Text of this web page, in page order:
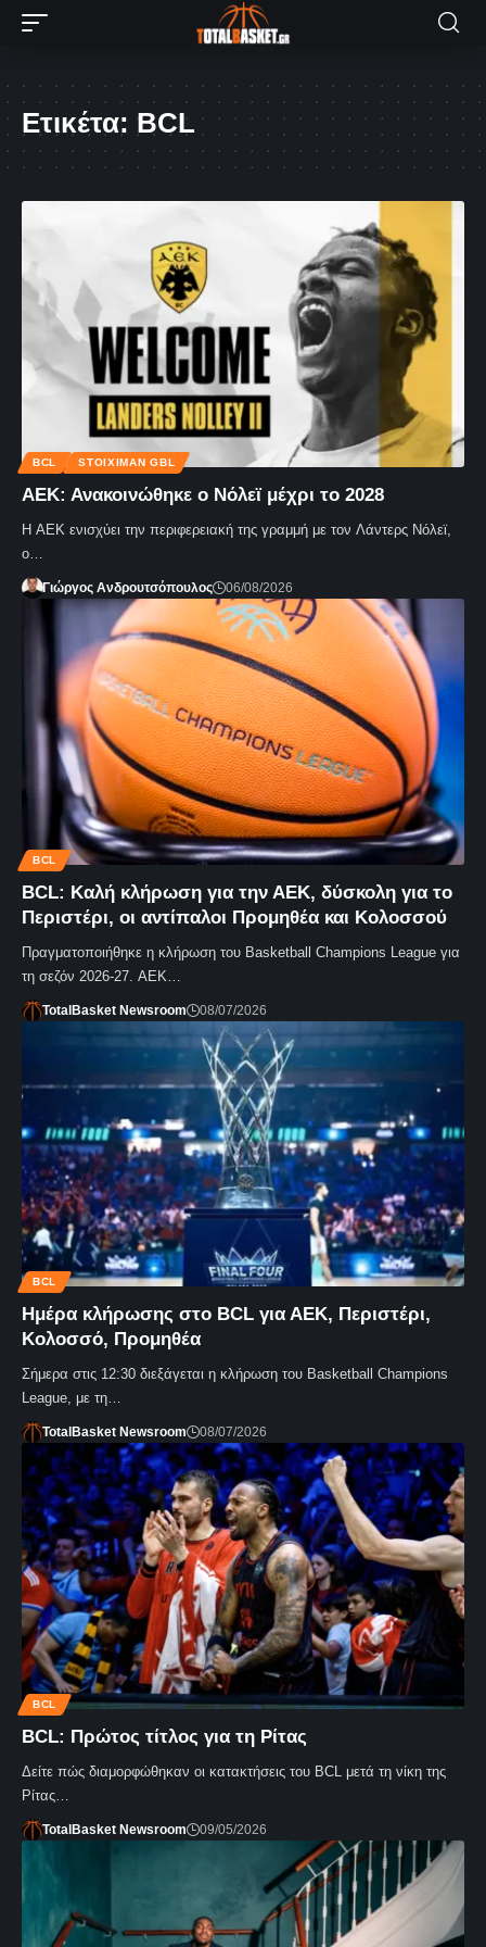
Ετικέτα: BCL
BCL STOIXIMAN GBL
ΑΕΚ: Ανακοινώθηκε ο Νόλεϊ μέχρι το 2028
Η ΑΕΚ ενισχύει την περιφερειακή της γραμμή με τον Λάντερς Νόλεϊ,
ο…
Γιώργος Ανδρουτσόπουλος 06/08/2026
BCL
BCL: Καλή κλήρωση για την ΑΕΚ, δύσκολη για το
Περιστέρι, oι αντίπαλοι Προμηθέα και Κολοσσού
Πραγματοποιήθηκε η κλήρωση του Basketball Champions League για
τη σεζόν 2026-27. ΑΕΚ…
TotalBasket Newsroom 08/07/2026
BCL
Ημέρα κλήρωσης στο BCL για ΑΕΚ, Περιστέρι,
Κολοσσό, Προμηθέα
Σήμερα στις 12:30 διεξάγεται η κλήρωση του Basketball Champions
League, με τη…
TotalBasket Newsroom 08/07/2026
BCL
ΒCL: Πρώτος τίτλος για τη Ρίτας
Δείτε πώς διαμορφώθηκαν οι κατακτήσεις του BCL μετά τη νίκη της
Ρίτας…
TotalBasket Newsroom 09/05/2026